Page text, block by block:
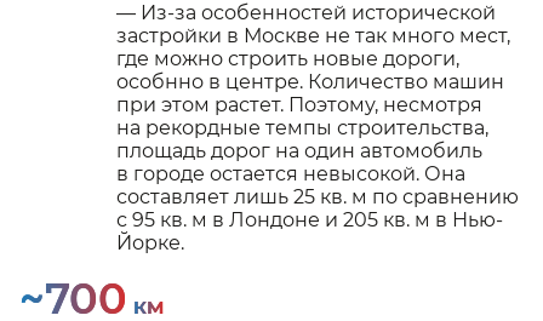
~700 КМ
— Из-за особенностей исторической
застройки в Москве не так много мест,
где можно строить новые дороги,
особнно в центре. Количество машин
при этом растет. Поэтому, несмотря
на рекордные темпы строительства,
площадь дорог на один автомобиль
в городе остается невысокой. Она
составляет лишь 25 кв. м по сравнению
с 95 кв. м в Лондоне и 205 кв. м в Нью-
Йорке.